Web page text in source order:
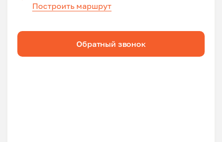
Построить маршрут
Обратный звонок